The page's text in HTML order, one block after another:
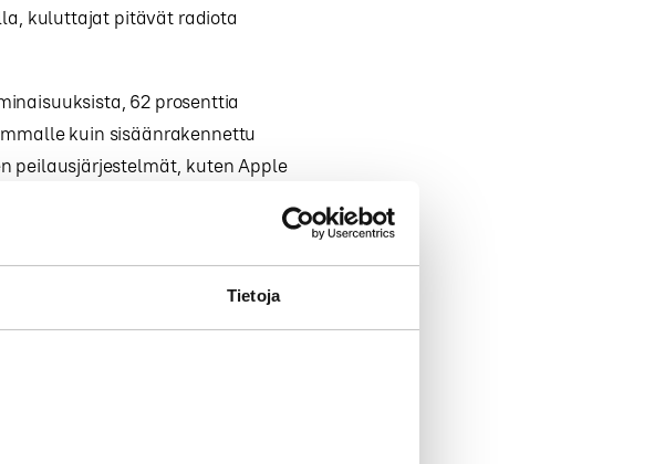
Tietoja
kuluttajat pitävät radiota
62 prosenttia
kuin sisäänrakennettu
peilausjärjestelmät, kuten Apple
sisältövaihtoehto muiden
turvallinen